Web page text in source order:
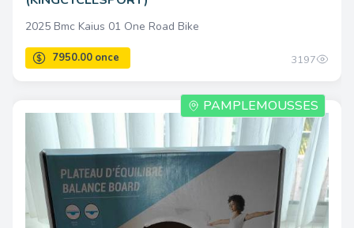
5812.00 once
2025 Bmc Kaius 01 One Road Bike
3197
PAMPLEMOUSSES